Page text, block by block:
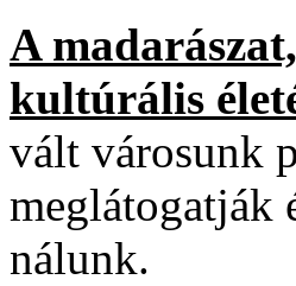
A
kultúrális
vált városunk
meglátogatják
nálunk.